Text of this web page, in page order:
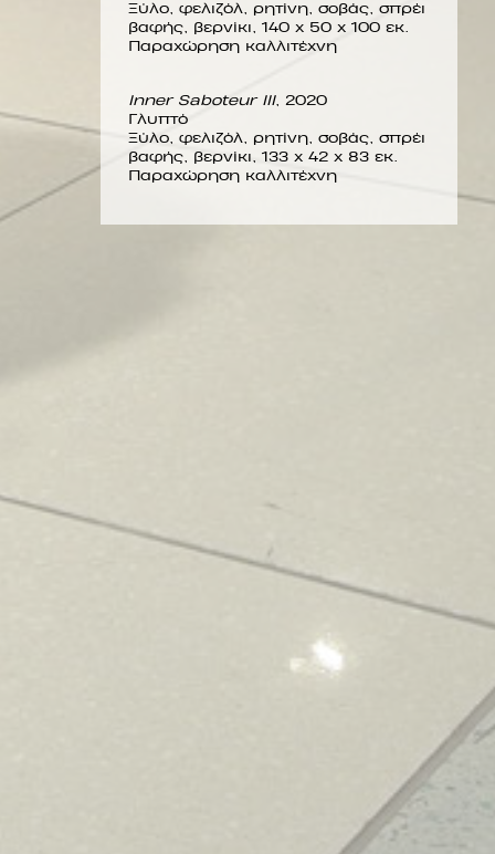
Ξύλο, φελιζόλ, ρητίνη, σοβάς, σπρέι
βαφής, βερνίκι, 140 x 50 x 100 εκ.
Παραχώρηση καλλιτέχνη
Inner Saboteur III, 2020
Γλυπτό
Ξύλο, φελιζόλ, ρητίνη, σοβάς, σπρέι
βαφής, βερνίκι, 133 x 42 x 83 εκ.
Παραχώρηση καλλιτέχνη